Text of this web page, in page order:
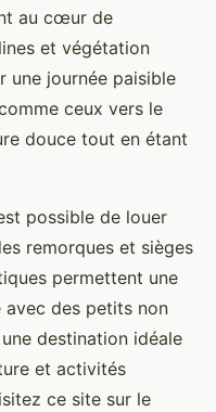
au cœur de
et végétation
une journée paisible
ceux vers le
douce tout en étant
possible de louer
remorques et sièges
permettent une
avec des petits non
destination idéale
et activités
ce site sur le